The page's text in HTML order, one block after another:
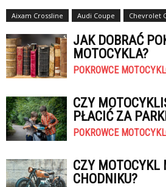
Aixam Crossline Audi Coupe Chevrolet
JAK DOBRAĆ
MOTOCYKLA?
POKROWCE
CZY
PŁACIĆ ZA
POKROWCE
CZY MOTOCYKL
CHODNIKU?